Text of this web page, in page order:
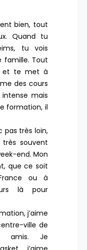
bien, tout
Quand tu
tu vois
famille. Tout
et te met à
des cours
mais
formation, il
pas très loin,
souvent
end. Mon
que ce soit
ou à
là pour
j’aime
ville de
amis. Je